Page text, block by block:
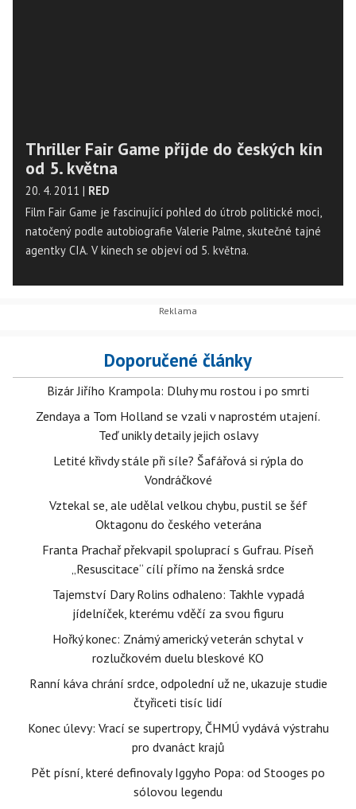
Thriller Fair Game přijde do českých kin
od 5. května
20. 4. 2011 | RED
Film Fair Game je fascinující pohled do útrob politické moci,
natočený podle autobiografie Valerie Palme, skutečné tajné
agentky CIA. V kinech se objeví od 5. května.
Doporučené články
Bizár Jiřího Krampola: Dluhy mu rostou i po smrti
Zendaya a Tom Holland se vzali v naprostém utajení.
Teď unikly detaily jejich oslavy
Letité křivdy stále při síle? Šafářová si rýpla do
Vondráčkové
Vztekal se, ale udělal velkou chybu, pustil se šéf
Oktagonu do českého veterána
Franta Prachař překvapil spoluprací s Gufrau. Píseň
„Resuscitace“ cílí přímo na ženská srdce
Tajemství Dary Rolins odhaleno: Takhle vypadá
jídelníček, kterému vděčí za svou figuru
Hořký konec: Známý americký veterán schytal v
rozlučkovém duelu bleskové KO
Ranní káva chrání srdce, odpolední už ne, ukazuje studie
čtyřiceti tisíc lidí
Konec úlevy: Vrací se supertropy, ČHMÚ vydává výstrahu
pro dvanáct krajů
Pět písní, které definovaly Iggyho Popa: od Stooges po
sólovou legendu